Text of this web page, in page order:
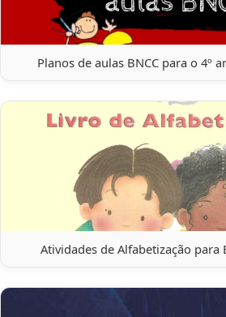
Planos de aulas BNCC para o 4º
Atividades de Alfabetização para